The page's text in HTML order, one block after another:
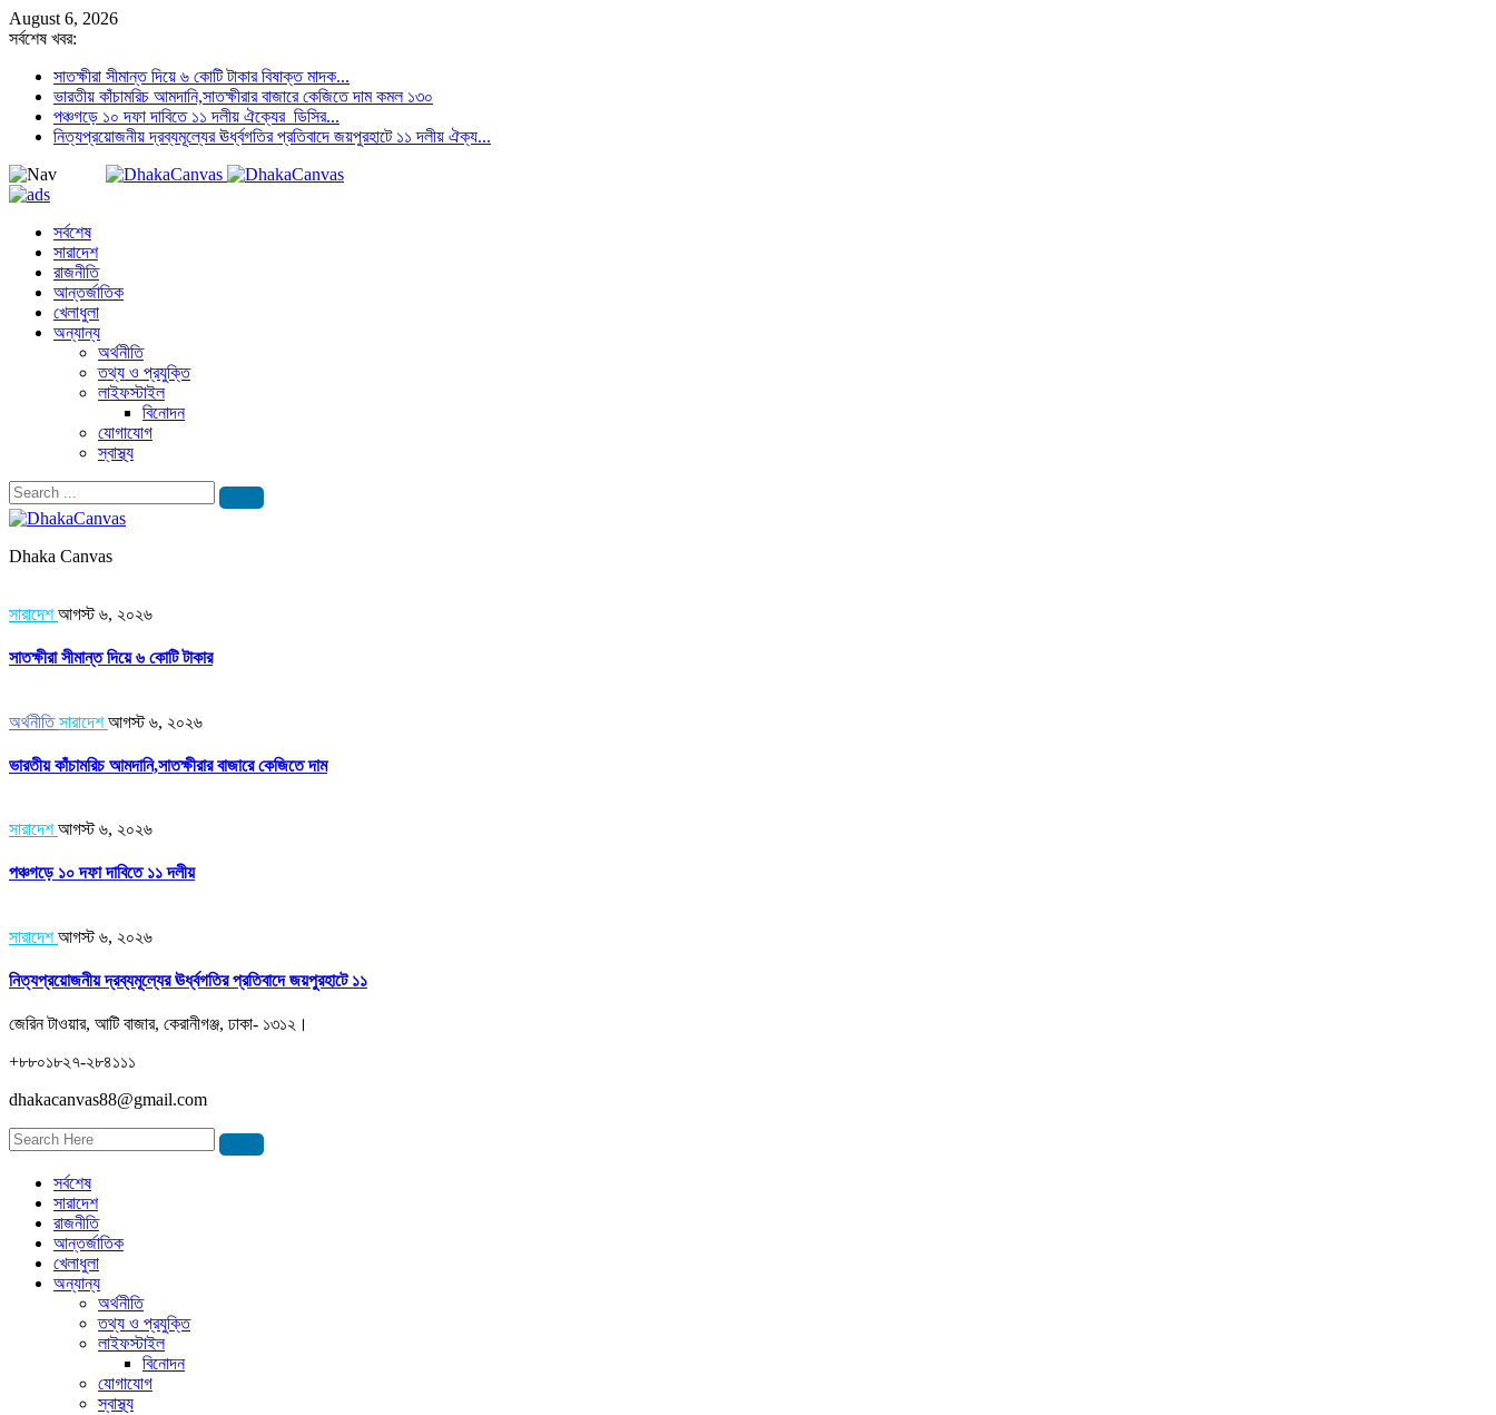
August 6, 2026
সর্বশেষ খবর:
সাতক্ষীরা সীমান্ত দিয়ে ৬ কোটি টাকার বিষাক্ত মাদক...
ভারতীয় কাঁচামরিচ আমদানি,সাতক্ষীরার বাজারে কেজিতে দাম কমল ১৩০
পঞ্চগড়ে ১০ দফা দাবিতে ১১ দলীয় ঐক্যের ডিসির...
নিত্যপ্রয়োজনীয় দ্রব্যমূল্যের ঊর্ধ্বগতির প্রতিবাদে জয়পুরহাটে ১১ দলীয় ঐক্য...
সর্বশেষ
সারাদেশ
রাজনীতি
আন্তর্জাতিক
খেলাধুলা
অন্যান্য
অর্থনীতি
তথ্য ও প্রযুক্তি
লাইফস্টাইল
বিনোদন
যোগাযোগ
স্বাস্থ্য
Dhaka Canvas
সারাদেশ আগস্ট ৬, ২০২৬
সাতক্ষীরা সীমান্ত দিয়ে ৬ কোটি টাকার
অর্থনীতি সারাদেশ আগস্ট ৬, ২০২৬
ভারতীয় কাঁচামরিচ আমদানি,সাতক্ষীরার বাজারে কেজিতে দাম
সারাদেশ আগস্ট ৬, ২০২৬
পঞ্চগড়ে ১০ দফা দাবিতে ১১ দলীয়
সারাদেশ আগস্ট ৬, ২০২৬
নিত্যপ্রয়োজনীয় দ্রব্যমূল্যের ঊর্ধ্বগতির প্রতিবাদে জয়পুরহাটে ১১
জেরিন টাওয়ার, আটি বাজার, কেরানীগঞ্জ, ঢাকা- ১৩১২।
+৮৮০১৮২৭-২৮৪১১১
dhakacanvas88@gmail.com
সর্বশেষ
সারাদেশ
রাজনীতি
আন্তর্জাতিক
খেলাধুলা
অন্যান্য
অর্থনীতি
তথ্য ও প্রযুক্তি
লাইফস্টাইল
বিনোদন
যোগাযোগ
স্বাস্থ্য